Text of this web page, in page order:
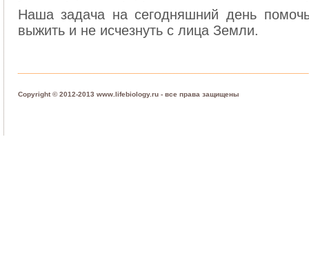
Наша задача на сегодняшний день
выжить и не исчезнуть с лица Земли.
Copyright © 2012-2013 www.lifebiology.ru - все права защищены